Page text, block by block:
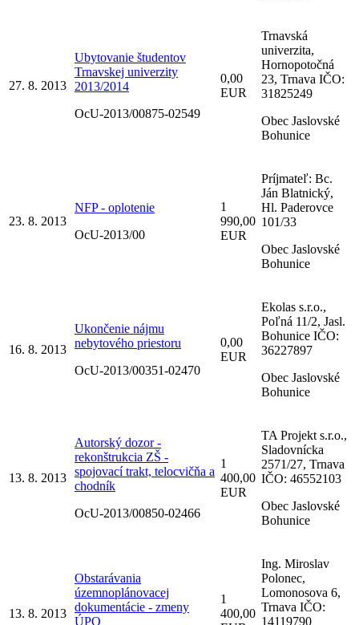
27. 8. 2013
Ubytovanie študentov
Trnavskej univerzity
2013/2014
OcU-2013/00875-02549
0,00
EUR
Trnavská
univerzita,
Hornopotočná
23, Trnava IČO:
31825249
Obec Jaslovské
Bohunice
23. 8. 2013
NFP - oplotenie
OcU-2013/00
1
990,00
EUR
Príjmateľ: Bc.
Ján Blatnický,
Hl. Paderovce
101/33
Obec Jaslovské
Bohunice
16. 8. 2013
Ukončenie nájmu
nebytového priestoru
OcU-2013/00351-02470
0,00
EUR
Ekolas s.r.o.,
Poľná 11/2, Jasl.
Bohunice IČO:
36227897
Obec Jaslovské
Bohunice
13. 8. 2013
Autorský dozor -
rekonštrukcia ZŠ -
spojovací trakt, telocvičňa a
chodník
OcU-2013/00850-02466
1
400,00
EUR
TA Projekt s.r.o.,
Sladovnícka
2571/27, Trnava
IČO: 46552103
Obec Jaslovské
Bohunice
13. 8. 2013
Obstarávania
územnoplánovacej
dokumentácie - zmeny
ÚPO
1
400,00
Ing. Miroslav
Polonec,
Lomonosova 6,
Trnava IČO:
14119790